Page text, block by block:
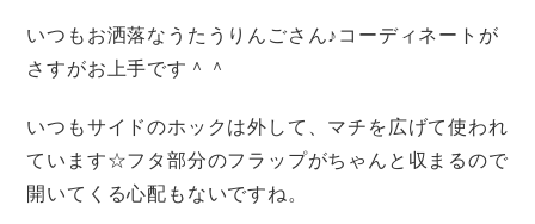
いつもお洒落なうたうりんごさん♪コーディネートが
さすがお上手です＾＾
いつもサイドのホックは外して、マチを広げて使われ
ています☆フタ部分のフラップがちゃんと収まるので
開いてくる心配もないですね。